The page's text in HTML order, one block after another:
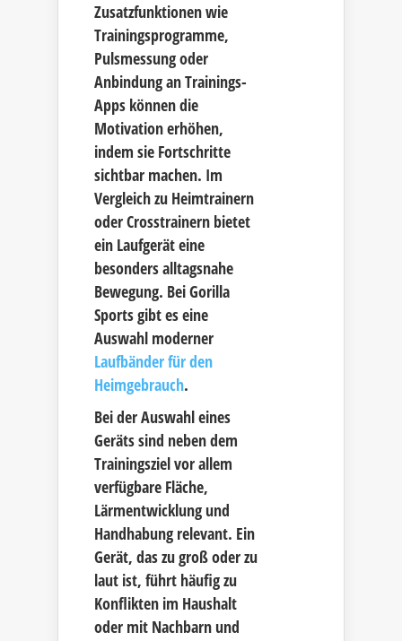
Zusatzfunktionen wie
Trainingsprogramme,
Pulsmessung oder
Anbindung an Trainings-
Apps können die
Motivation erhöhen,
indem sie Fortschritte
sichtbar machen. Im
Vergleich zu Heimtrainern
oder Crosstrainern bietet
ein Laufgerät eine
besonders alltagsnahe
Bewegung. Bei Gorilla
Sports gibt es eine
Auswahl moderner
Laufbänder für den
Heimgebrauch.
Bei der Auswahl eines
Geräts sind neben dem
Trainingsziel vor allem
verfügbare Fläche,
Lärmentwicklung und
Handhabung relevant. Ein
Gerät, das zu groß oder zu
laut ist, führt häufig zu
Konflikten im Haushalt
oder mit Nachbarn und